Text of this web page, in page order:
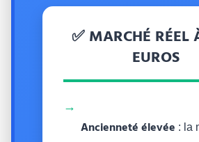
✅ MARCHÉ RÉEL
EUROS
→
Ancienneté élevée : la